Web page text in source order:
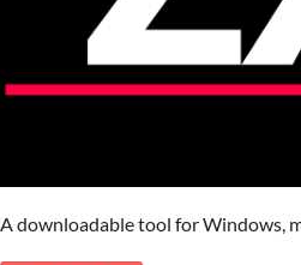
A downloadable tool for Windows,